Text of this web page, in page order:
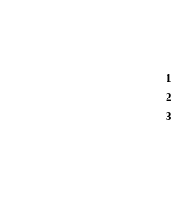
1
2
3